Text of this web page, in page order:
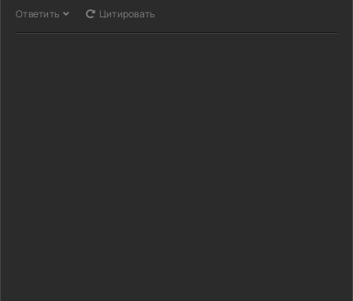
Ответить Цитировать